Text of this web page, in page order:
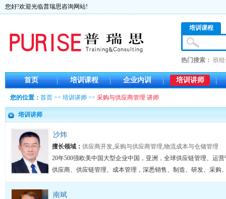
您好!欢迎光临普瑞思咨询网站!
培训课程
热门搜索： 班
首页 培训课程 企业内训 培训讲师
您的位置： 首页 >> 培训讲师 >> 采购与供应商管理 讲师
培训讲师
沙炜
擅长领域： 供应商开发,采购与供应商管理,物流成本与仓储管理
20年500强欧美中国大型企业中国，亚洲，全球供应链管理、运
供应商、供应链管理、成本管理，深悉销售、制造、研发、采购
南斌